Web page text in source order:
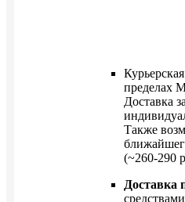
Курьерская
пределах
Доставка
Также
(~260-290
Доставка